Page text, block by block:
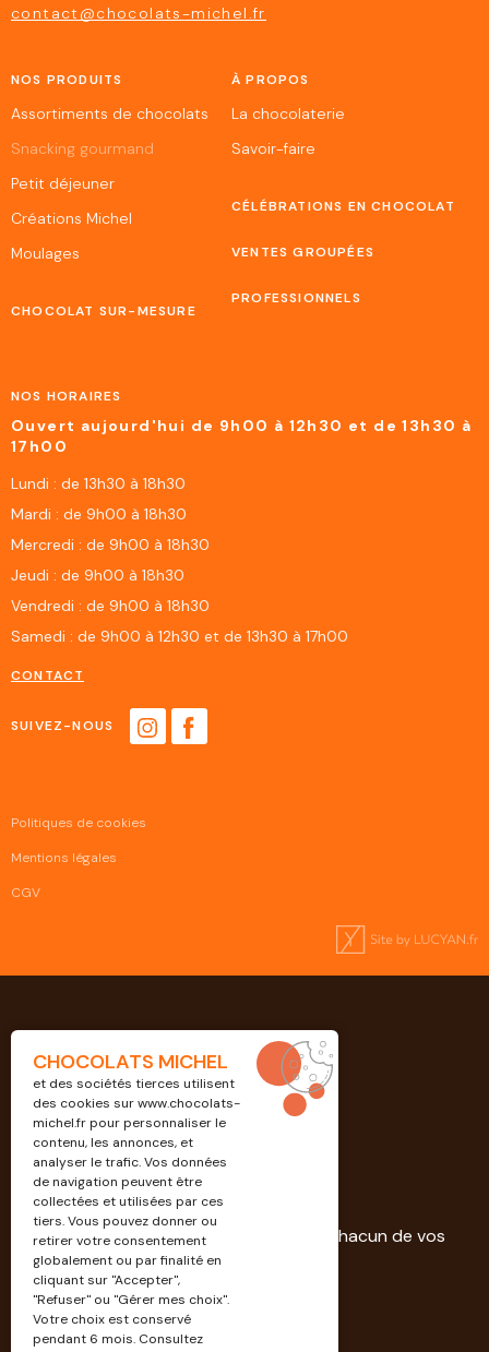
Professionnels
Découvrez nos solutions dédiées à chacun de vos
projets.
EN SAVOIR PLUS
contact@chocolats-michel.fr
NOS PRODUITS
Assortiments de chocolats
Snacking gourmand
Petit déjeuner
Créations Michel
Moulages
CHOCOLAT SUR-MESURE
À PROPOS
La chocolaterie
Savoir-faire
CÉLÉBRATIONS EN CHOCOLAT
VENTES GROUPÉES
PROFESSIONNELS
NOS HORAIRES
Ouvert aujourd'hui de 9h00 à 12h30 et de 13h30 à
17h00
Lundi : de 13h30 à 18h30
Mardi : de 9h00 à 18h30
Mercredi : de 9h00 à 18h30
Jeudi : de 9h00 à 18h30
Vendredi : de 9h00 à 18h30
Samedi : de 9h00 à 12h30 et de 13h30 à 17h00
CONTACT
SUIVEZ-NOUS
Politiques de cookies
Mentions légales
CGV
CHOCOLATS MICHEL
et des sociétés tierces utilisent
des cookies surwww.chocolats-
michel.frpour personnaliser le
contenu, les annonces, et
analyser le trafic. Vos données
de navigation peuvent être
collectées et utilisées par ces
tiers. Vous pouvez donner ou
retirer votre consentement
globalement ou par finalité en
cliquant sur "Accepter",
"Refuser" ou "Gérer mes choix".
Votre choix est conservé
pendant 6 mois. Consultez